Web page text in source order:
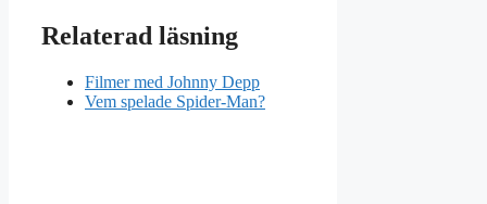
Relaterad läsning
Filmer med Johnny Depp
Vem spelade Spider-Man?